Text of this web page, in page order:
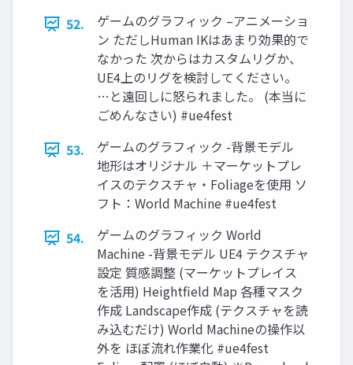
52.
ゲームのグラフィック –アニメーショ
ン ただしHuman IKはあまり効果的で
なかった 次からはカスタムリグか、
UE4上のリグを検討してください。
…と遠回しに怒られました。 (本当に
ごめんなさい) #ue4fest
53.
ゲームのグラフィック -背景モデル
地形はオリジナル ＋マーケットプレ
イスのテクスチャ・Foliageを使用 ソ
フト：World Machine #ue4fest
54.
ゲームのグラフィック World
Machine -背景モデル UE4 テクスチャ
設定 質感調整 (マーケットプレイス
を活用) Heightfield Map 各種マスク
作成 Landscape作成 (テクスチャを読
み込むだけ) World Machineの操作以
外を ほぼ流れ作業化 #ue4fest